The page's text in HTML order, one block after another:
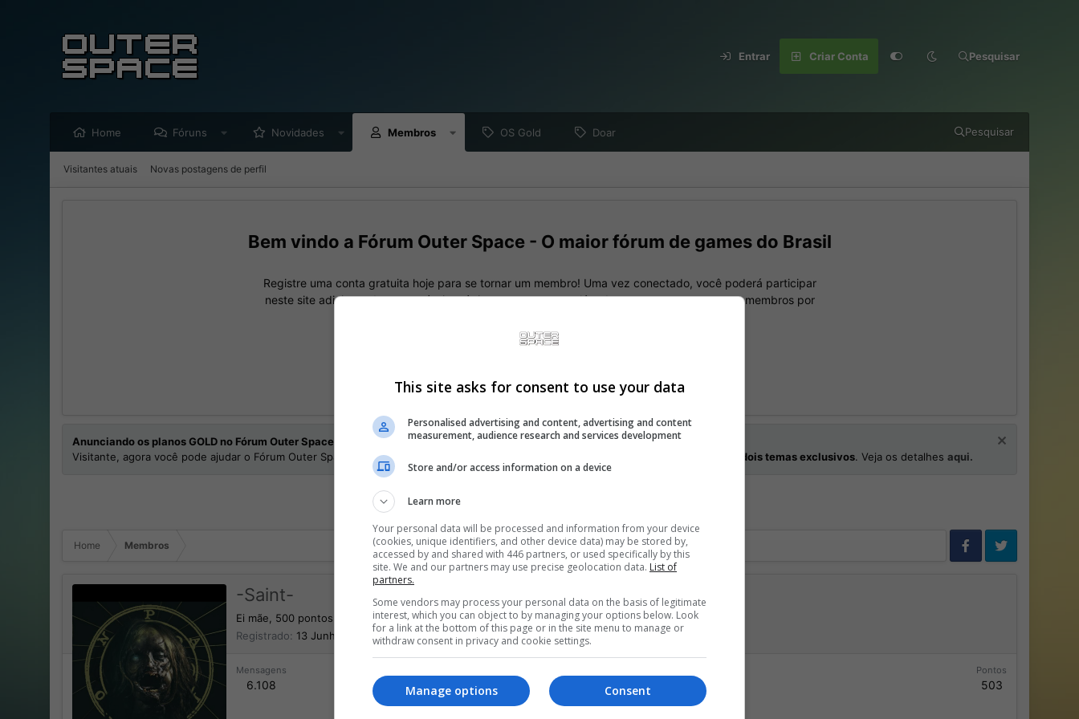
Entrar Criar Conta Pesquisar
Home Fóruns Novidades Membros OS Gold Doar Pesquisar
Visitantes atuais Novas postagens de perfil
Fórum Outer Space - O maior fórum de games do Brasil
Registre uma conta gratuita hoje para se tornar um membro! Uma vez conectado, você poderá participar
neste site adicionando seus próprios tópicos e postagens, além de se conectar com outros membros por
Anunciando os planos GOLD no Fórum Outer Space
Visitante, agora você pode ajudar o Fórum Outer Space e receber alguns recursos exclusivos, incluindo
dois temas exclusivos. Veja os detalhes aqui.
Home Membros
-Saint-
Ei mãe, 500 pontos!
Registrado
13 Junho 2018
Mensagens
6.108
Pontos
503
This site asks for consent to use your data
Personalised advertising and content, advertising and content
measurement, audience research and services development
Store and/or access information on a device
Learn more
Your personal data will be processed and information from your device
(cookies, unique identifiers, and other device data) may be stored by,
accessed by and shared with 446 partners, or used specifically by this
site. We and our partners may use precise geolocation data. List of
partners.
Some vendors may process your personal data on the basis of legitimate
interest, which you can object to by managing your options below. Look
for a link at the bottom of this page or in the site menu to manage or
withdraw consent in privacy and cookie settings.
Consent
Manage options